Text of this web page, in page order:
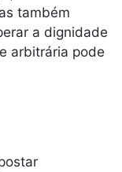
também
a dignidade
arbitrária pode